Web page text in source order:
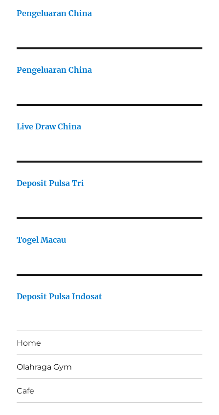
Pengeluaran China
Pengeluaran China
Live Draw China
Deposit Pulsa Tri
Togel Macau
Deposit Pulsa Indosat
Home
Olahraga Gym
Cafe